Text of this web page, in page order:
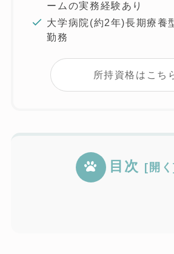
ームの実務経験あり
大学病院(約2年)長期療養
勤務
所持資格はこち
目次